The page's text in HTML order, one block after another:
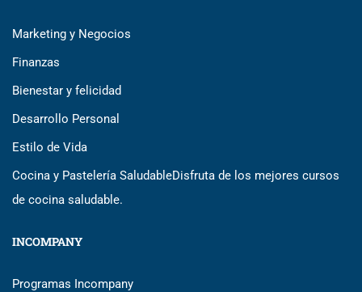
Marketing y Negocios
Finanzas
Bienestar y felicidad
Desarrollo Personal
Estilo de Vida
Cocina y Pastelería SaludableDisfruta de los mejores cursos
de cocina saludable.
INCOMPANY
Programas Incompany